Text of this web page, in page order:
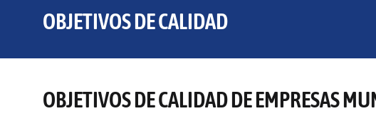
OBJETIVOS DE CALIDAD
OBJETIVOS DE CALIDAD DE EMPRESAS